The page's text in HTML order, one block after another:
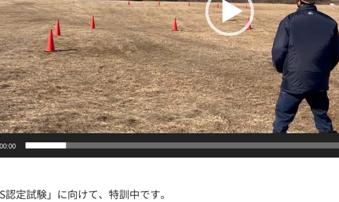
00:00
認定試験」に向けて、特訓中です。